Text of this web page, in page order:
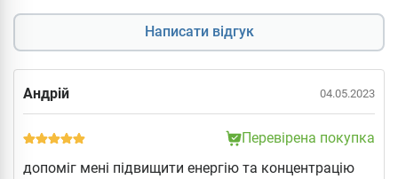
Написати відгук
Андрій 04.05.2023
Перевірена покупка
допоміг мені підвищити енергію та концентрацію